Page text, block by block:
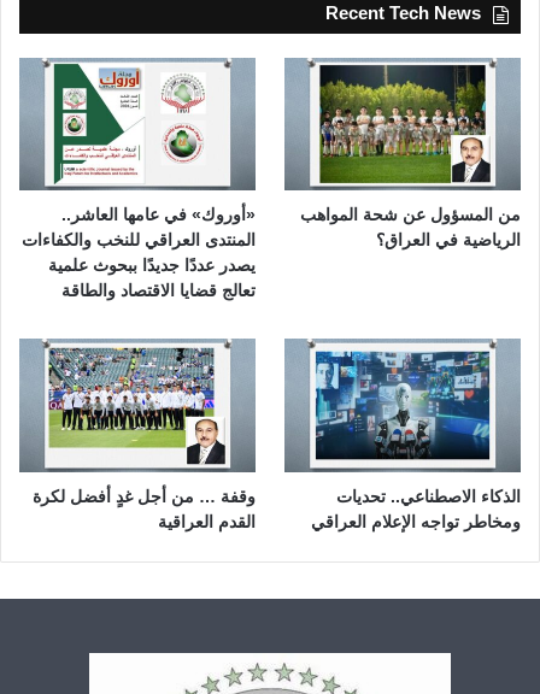
Recent Tech News
من المسؤول عن شحة المواهب
الرياضية في العراق؟
«أوروك» في عامها العاشر..
المنتدى العراقي للنخب والكفاءات
يصدر عددًا جديدًا ببحوث علمية
تعالج قضايا الاقتصاد والطاقة
الذكاء الاصطناعي.. تحديات
ومخاطر تواجه الإعلام العراقي
وقفة … من أجل غدٍ أفضل لكرة
القدم العراقية